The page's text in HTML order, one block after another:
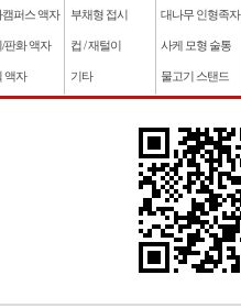
퍼스 액자
판화 액자
액자
부채형 접시
컵 / 재털이
기타
대나무 인형족자
사케 모형 술통
물고기 스탠드